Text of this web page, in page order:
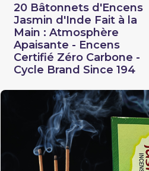
20 Bâtonnets d'Encens
Jasmin d'Inde Fait à la
Main : Atmosphère
Apaisante - Encens
Certifié Zéro Carbone -
Cycle Brand Since 194